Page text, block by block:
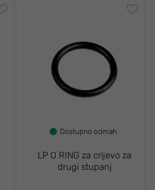
Dostupno odmah
LP O RING za crijevo za
drugi stupanj